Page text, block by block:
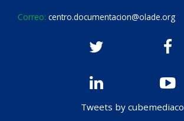
Correo: centro.documentacion@olade.org
Tweets by cubemediaco